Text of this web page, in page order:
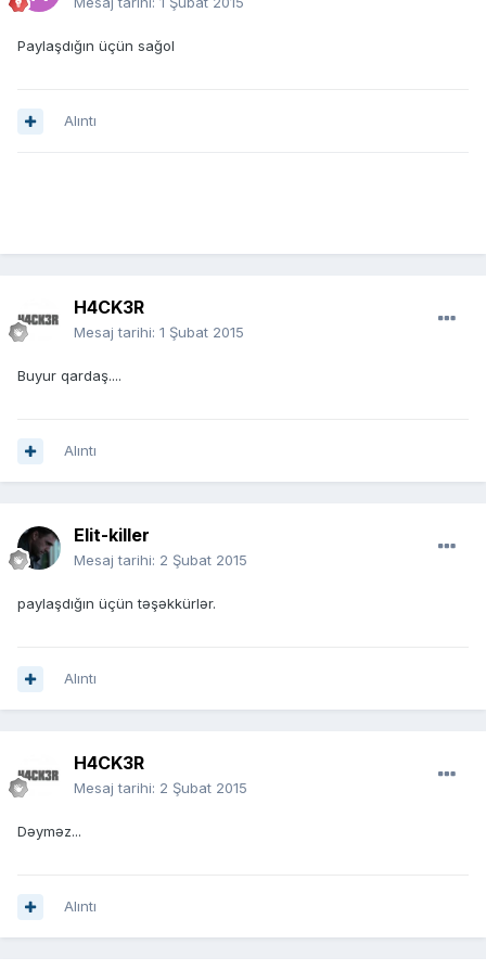
Paylaşdığın üçün sağol
Alıntı
H4CK3R
Mesaj tarihi: 1 Şubat 2015
Buyur qardaş....
Alıntı
Elit-killer
Mesaj tarihi: 2 Şubat 2015
paylaşdığın üçün təşəkkürlər.
Alıntı
H4CK3R
Mesaj tarihi: 2 Şubat 2015
Dəyməz...
Alıntı